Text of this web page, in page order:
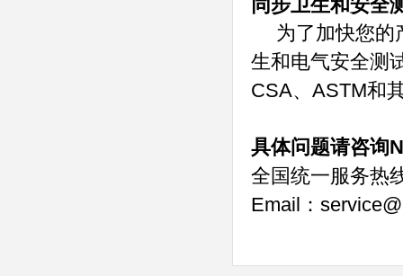
同步卫生和安全
为了加快您的
生和电气安全测
CSA、 ASTM和
具体问题请咨询
全国统一服务热
Email ：